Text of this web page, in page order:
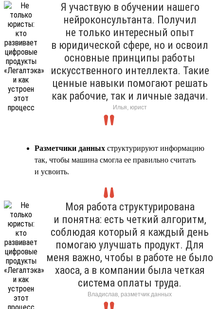
Я участвую в обучении нашего
нейроконсультанта. Получил
не только интересный опыт
в юридической сфере, но и освоил
основные принципы работы
искусственного интеллекта. Такие
ценные навыки помогают решать
как рабочие, так и личные задачи.
Илья, юрист
Разметчики данных структурируют информацию
так, чтобы машина смогла ее правильно считать
и усвоить.
Моя работа структурирована
и понятна: есть четкий алгоритм,
соблюдая который я каждый день
помогаю улучшать продукт. Для
меня важно, чтобы в работе не было
хаоса, а в компании была четкая
система оплаты труда.
Владислав, разметчик данных